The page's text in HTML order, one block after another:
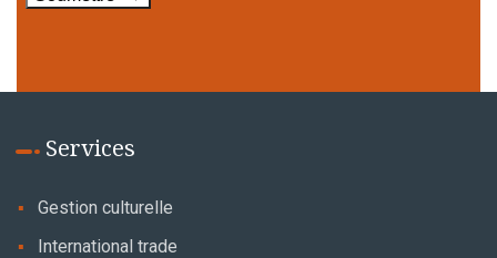
Services
Gestion culturelle
International trade